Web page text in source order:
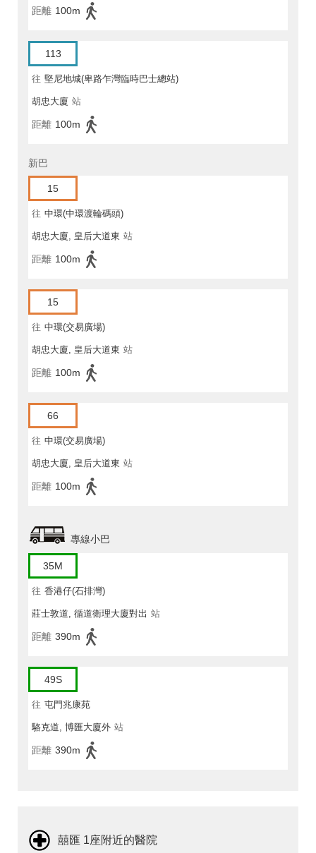
距離 100m
113
往 堅尼地城(卑路乍灣臨時巴士總站)
胡忠大廈 站
距離 100m
新巴
15
往 中環(中環渡輪碼頭)
胡忠大廈, 皇后大道東 站
距離 100m
15
往 中環(交易廣場)
胡忠大廈, 皇后大道東 站
距離 100m
66
往 中環(交易廣場)
胡忠大廈, 皇后大道東 站
距離 100m
專線小巴
35M
往 香港仔(石排灣)
莊士敦道, 循道衛理大廈對出 站
距離 390m
49S
往 屯門兆康苑
駱克道, 博匯大廈外 站
距離 390m
囍匯 1座附近的醫院